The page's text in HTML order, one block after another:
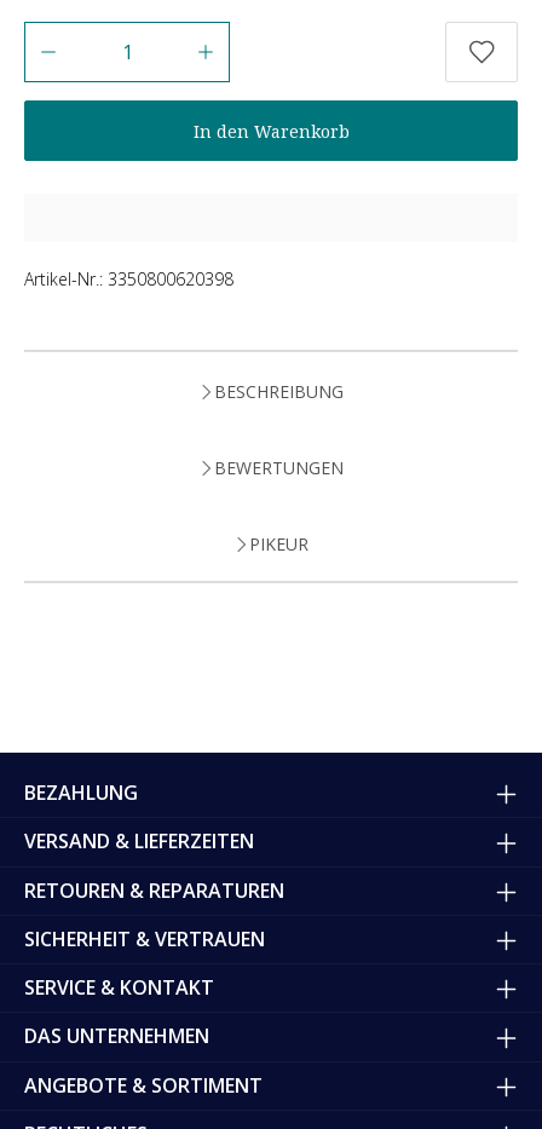
In den Warenkorb
Artikel-Nr.: 3350800620398
BESCHREIBUNG
BEWERTUNGEN
PIKEUR
BEZAHLUNG
VERSAND & LIEFERZEITEN
RETOUREN & REPARATUREN
SICHERHEIT & VERTRAUEN
SERVICE & KONTAKT
DAS UNTERNEHMEN
ANGEBOTE & SORTIMENT